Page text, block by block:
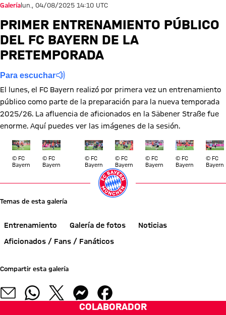
Galería lun., 04/08/2025 14:10 UTC
PRIMER ENTRENAMIENTO PÚBLICO
DEL FC BAYERN DE LA
PRETEMPORADA
Para escuchar
El lunes, el FC Bayern realizó por primera vez un entrenamiento
público como parte de la preparación para la nueva temporada
2025/26. La afluencia de aficionados en la Säbener Straße fue
enorme. Aquí puedes ver las imágenes de la sesión.
Mostrar tamaño completo
Mostrar tamaño completo
© FC
Bayern
Mostrar tamaño completo
© FC
Bayern
Mostrar tamaño completo
Mostrar tamaño completo
© FC
Bayern
Mostrar tamaño completo
© FC
Bayern
Mostrar tamaño
© FC
Bayern
Mostrar
© FC
Bayern
© FC
Bayern
Temas de esta galería
Entrenamiento Galería de fotos
Noticias
Aficionados / Fans / Fanáticos
Compartir esta galería
COLABORADOR